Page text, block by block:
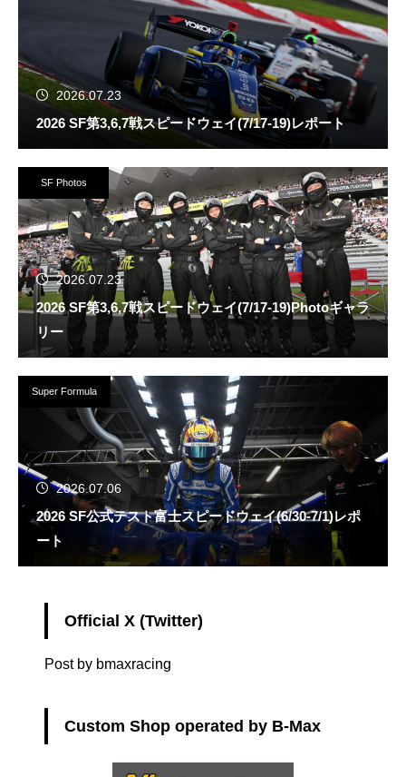
2026.07.23
2026 SF第3,6,7戦スピードウェイ(7/17-19)レポート
SF Photos
2026.07.23
2026 SF第3,6,7戦スピードウェイ(7/17-19)Photoギャラ
リー
Super Formula
2026.07.06
2026 SF公式テスト富士スピードウェイ(6/30-7/1)レポ
ート
Official X (Twitter)
Post by bmaxracing
Custom Shop operated by B-Max